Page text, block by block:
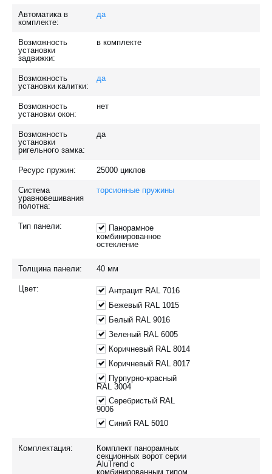
Автоматика в
комплекте:
да
Возможность
установки
задвижки:
в комплекте
Возможность
установки калитки:
да
Возможность
установки окон:
нет
Возможность
установки
ригельного замка:
да
Ресурс пружин: 25000 циклов
Система
уравновешивания
полотна:
торсионные пружины
Тип панели:
Панорамное
комбинированное
остекление
Толщина панели: 40 мм
Цвет:
Антрацит RAL 7016
Бежевый RAL 1015
Белый RAL 9016
Зеленый RAL 6005
Коричневый RAL 8014
Коричневый RAL 8017
Пурпурно-красный
RAL 3004
Серебристый RAL
9006
Синий RAL 5010
Комплектация:
Комплект панорамных
секционных ворот серии
AluTrend с
комбинированным типом